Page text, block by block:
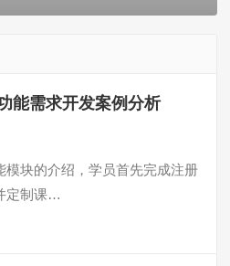
能需求开发案例分析
模块的介绍，学员首先完成注册
定制课…